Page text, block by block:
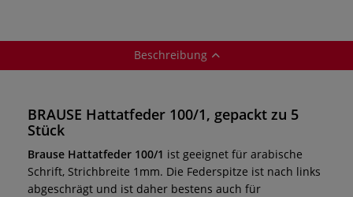
Beschreibung
BRAUSE Hattatfeder 100/1, gepackt zu 5
Stück
Brause Hattatfeder 100/1 ist geeignet für arabische
Schrift, Strichbreite 1mm. Die Federspitze ist nach links
abgeschrägt und ist daher bestens auch für